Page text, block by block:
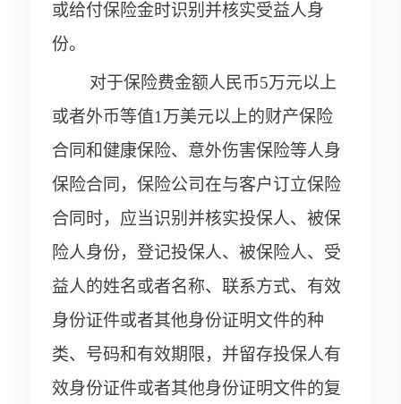
或给付保险金时识别并核实受益人身
份。
对于保险费金额人民币5万元以上
或者外币等值1万美元以上的财产保险
合同和健康保险、意外伤害保险等人身
保险合同，保险公司在与客户订立保险
合同时，应当识别并核实投保人、被保
险人身份，登记投保人、被保险人、受
益人的姓名或者名称、联系方式、有效
身份证件或者其他身份证明文件的种
类、号码和有效期限，并留存投保人有
效身份证件或者其他身份证明文件的复